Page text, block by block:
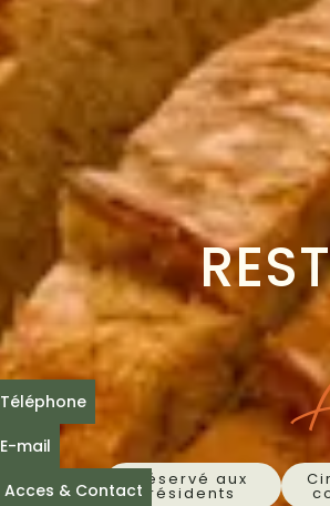
Réservé aux
résidents
Téléphone
E-mail
Acces & Contact